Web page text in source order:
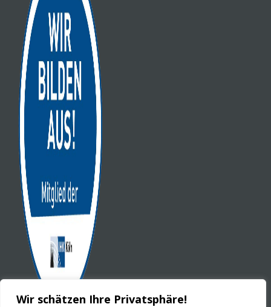
Wir schätzen Ihre Privatsphäre!